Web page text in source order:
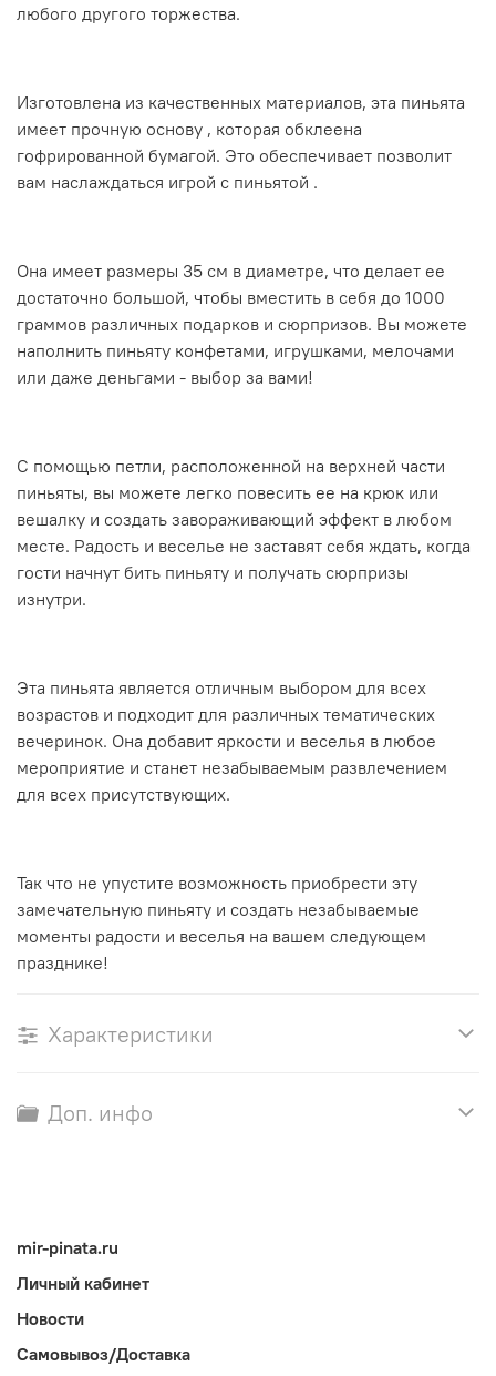
любого другого торжества.
Изготовлена из качественных материалов, эта пиньята
имеет прочную основу , которая обклеена
гофрированной бумагой. Это обеспечивает позволит
вам наслаждаться игрой с пиньятой .
Она имеет размеры 35 см в диаметре, что делает ее
достаточно большой, чтобы вместить в себя до 1000
граммов различных подарков и сюрпризов. Вы можете
наполнить пиньяту конфетами, игрушками, мелочами
или даже деньгами - выбор за вами!
С помощью петли, расположенной на верхней части
пиньяты, вы можете легко повесить ее на крюк или
вешалку и создать завораживающий эффект в любом
месте. Радость и веселье не заставят себя ждать, когда
гости начнут бить пиньяту и получать сюрпризы
изнутри.
Эта пиньята является отличным выбором для всех
возрастов и подходит для различных тематических
вечеринок. Она добавит яркости и веселья в любое
мероприятие и станет незабываемым развлечением
для всех присутствующих.
Так что не упустите возможность приобрести эту
замечательную пиньяту и создать незабываемые
моменты радости и веселья на вашем следующем
празднике!
Характеристики
Доп. инфо
mir-pinata.ru
Личный кабинет
Новости
Самовывоз/Доставка